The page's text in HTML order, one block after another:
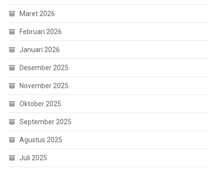
Maret 2026
Februari 2026
Januari 2026
Desember 2025
November 2025
Oktober 2025
September 2025
Agustus 2025
Juli 2025